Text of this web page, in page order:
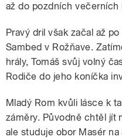
až do pozdních večerních
Pravý dril však začal až
Sambed v Rožňave.
hrály, Tomáš svůj volný
Rodiče do jeho koníčka
Mladý Rom kvůli lásce k
záměry. Původně chtěl jít
ale studuje obor Masér